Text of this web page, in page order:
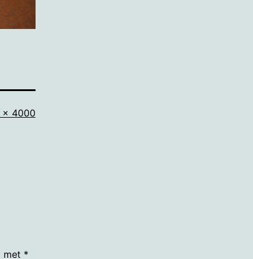
× 4000
met *